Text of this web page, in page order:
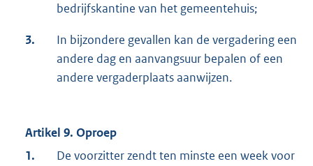
bedrijfskantine van het gemeentehuis;
3.
In bijzondere gevallen kan de vergadering een
andere dag en aanvangsuur bepalen of een
andere vergaderplaats aanwijzen.
Artikel 9. Oproep
1.
De voorzitter zendt ten minste een week voor